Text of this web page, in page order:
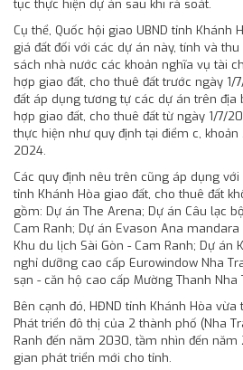
tục thực hiện dự án sau khi rà soát.
Cụ thể, Quốc hội giao UBND tỉnh Khánh
giá đất đối với các dự án này, tính và
sách nhà nước các khoản nghĩa vụ tài
hợp giao đất, cho thuê đất trước ngày 1/
đất áp dụng tương tự các dự án trên địa
hợp giao đất, cho thuê đất từ ngày 1/7/
thực hiện như quy định tại điểm c, khoản
2024.
Các quy định nêu trên cũng áp dụng với
tỉnh Khánh Hòa giao đất, cho thuê đất
gồm: Dự án The Arena; Dự án Câu lạc
Cam Ranh; Dự án Evason Ana
Khu du lịch Sài Gòn - Cam Ranh; Dự án
nghỉ dưỡng cao cấp Eurowindow Nha
sạn - căn hộ cao cấp Mường Thanh Nha
Bên cạnh đó, HĐND tỉnh Khánh Hòa
Phát triển đô thị của 2 thành phố (Nha
Ranh đến năm 2030, tầm nhìn đến
gian phát triển mới cho tỉnh.